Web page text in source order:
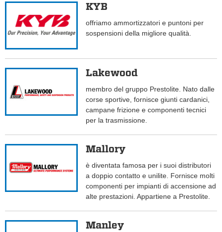
KYB
offriamo ammortizzatori e puntoni per
sospensioni della migliore qualità.
Lakewood
membro del gruppo Prestolite. Nato dalle
corse sportive, fornisce giunti cardanici,
campane frizione e componenti tecnici
per la trasmissione.
Mallory
è diventata famosa per i suoi distributori
a doppio contatto e unilite. Fornisce molti
componenti per impianti di accensione ad
alte prestazioni. Appartiene a Prestolite.
Manley